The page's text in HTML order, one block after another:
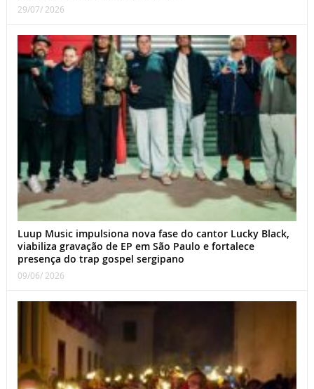
29/07/ 2026
Luup Music impulsiona nova fase do cantor Lucky Black,
viabiliza gravação de EP em São Paulo e fortalece
presença do trap gospel sergipano
09/06/ 2026